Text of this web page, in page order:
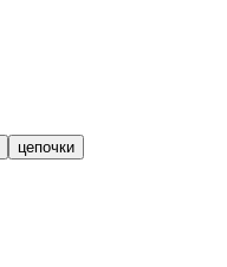
цепочки